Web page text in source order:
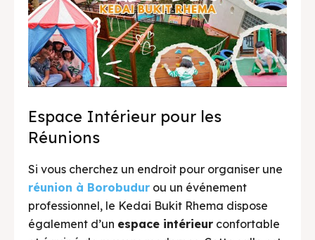
Menu Minuman Kedai Bukit Rhema
Menu Minuman Kedai Bukit Rhema 2025
Menu Minuman Kedai Bukit Rhema 2025
Espace Intérieur pour les
Réunions
Si vous cherchez un endroit pour organiser une
réunion à Borobudur ou un événement
professionnel, le Kedai Bukit Rhema dispose
également d’un espace intérieur confortable